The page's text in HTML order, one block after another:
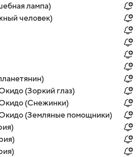
лампа)
человек)
(Зоркий глаз)
(Снежинки)
(Земляные помощники)